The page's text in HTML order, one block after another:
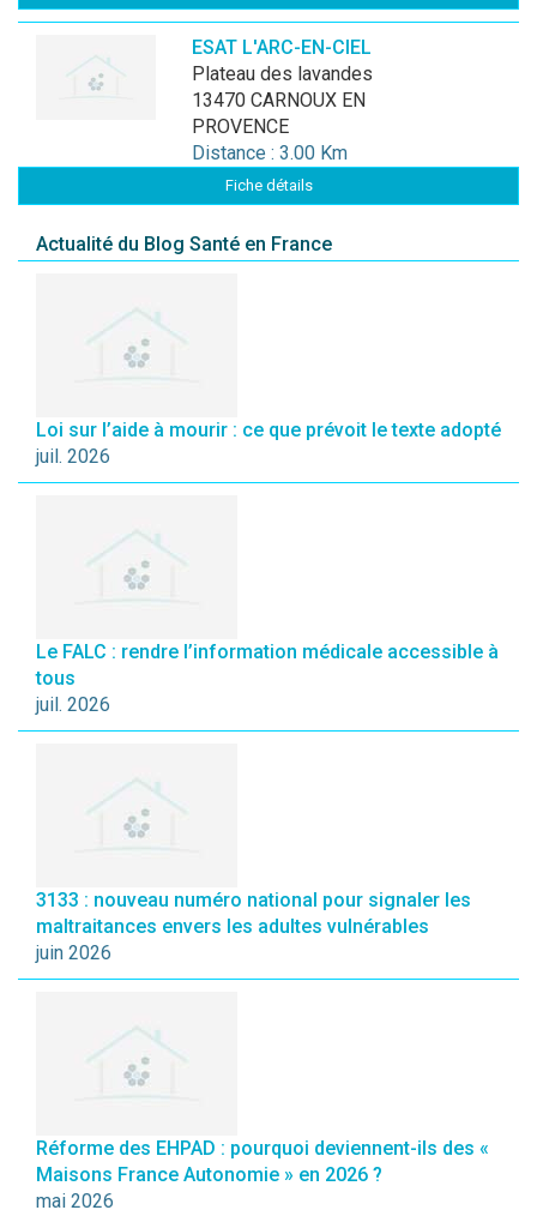
ESAT L'ARC-EN-CIEL
plateau des lavandes
13470 CARNOUX EN
PROVENCE
Distance : 3.00 Km
Fiche détails
Actualité du Blog Santé en France
Loi sur l’aide à mourir : ce que prévoit le texte adopté
juil. 2026
Le FALC : rendre l’information médicale accessible à
tous
juil. 2026
3133 : nouveau numéro national pour signaler les
maltraitances envers les adultes vulnérables
juin 2026
Réforme des EHPAD : pourquoi deviennent-ils des «
Maisons France Autonomie » en 2026 ?
mai 2026